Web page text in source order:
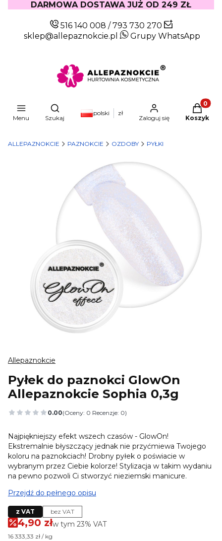
DARMOWA DOSTAWA JUŻ OD 249 ZŁ
516 140 008 /793 730 270
sklep@allepaznokcie.pl
Grupy WhatsApp
Menu
Otwórz wyszukiwarkę
Szukaj
polski zł
Zaloguj się Koszyk
ALLEPAZNOKCIE PAZNOKCIE OZDOBY PYŁKI
Allepaznokcie
Pyłek do paznokci GlowOn
Allepaznokcie Sophia 0,3g
0.00(Oceny: 0 Recenzje: 0)
Przejdź do sekcji Opinie
Najpiękniejszy efekt wszech czasów - GlowOn!
Ekstremalnie błyszczący jednak nie przyćmiewa Twojego
koloru na paznokciach! Drobny pyłek o poświacie w
wybranym przez Ciebie kolorze! Stylizacja w takim wydaniu
na pewno pozwoli Ci stworzyć nieziemski manicure.
Przejdź do pełnego opisu
z VAT bez VAT
4,90 złw tym 23% VAT
w tym 23% VAT
16 333,33 zł / kg